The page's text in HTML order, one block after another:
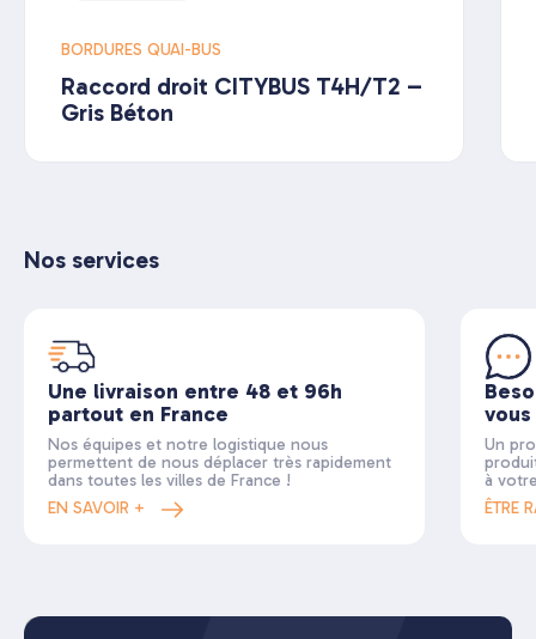
BORDURES QUAI-BUS
Raccord droit CITYBUS T4H/T2 –
Gris Béton
Nos services
Une livraison entre 48 et 96h
partout en France
Nos équipes et notre logistique nous
permettent de nous déplacer très rapidement
dans toutes les villes de France !
EN SAVOIR +
Un
à
ÊTRE